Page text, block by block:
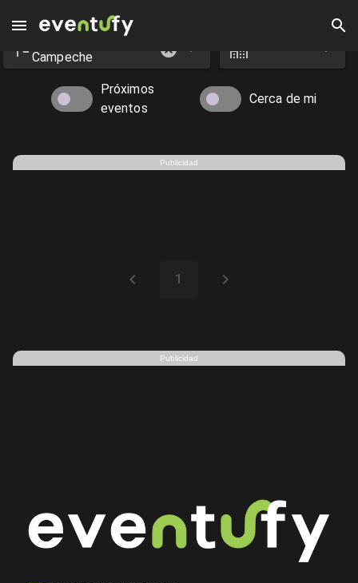
Eventos en Ciudad del Carmen - Eventufy 2026 | Eventufy
Campeche
Próximos
eventos
Cerca de mi
Publicidad
1
Publicidad